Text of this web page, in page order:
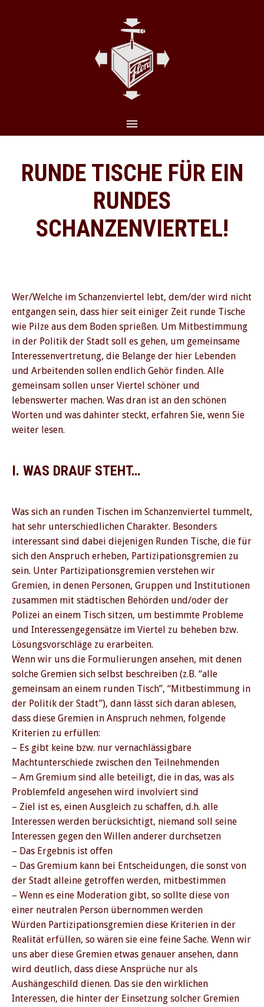
RUNDE TISCHE FÜR EIN
RUNDES
SCHANZENVIERTEL!
Wer/Welche im Schanzenviertel lebt, dem/der wird nicht
entgangen sein, dass hier seit einiger Zeit runde Tische
wie Pilze aus dem Boden sprießen. Um Mitbestimmung
in der Politik der Stadt soll es gehen, um gemeinsame
Interessenvertretung, die Belange der hier Lebenden
und Arbeitenden sollen endlich Gehör finden. Alle
gemeinsam sollen unser Viertel schöner und
lebenswerter machen. Was dran ist an den schönen
Worten und was dahinter steckt, erfahren Sie, wenn Sie
weiter lesen.
I. WAS DRAUF STEHT…
Was sich an runden Tischen im Schanzenviertel tummelt,
hat sehr unterschiedlichen Charakter. Besonders
interessant sind dabei diejenigen Runden Tische, die für
sich den Anspruch erheben, Partizipationsgremien zu
sein. Unter Partizipationsgremien verstehen wir
Gremien, in denen Personen, Gruppen und Institutionen
zusammen mit städtischen Behörden und/oder der
Polizei an einem Tisch sitzen, um bestimmte Probleme
und Interessengegensätze im Viertel zu beheben bzw.
Lösungsvorschläge zu erarbeiten.
Wenn wir uns die Formulierungen ansehen, mit denen
solche Gremien sich selbst beschreiben (z.B. “alle
gemeinsam an einem runden Tisch”, “Mitbestimmung in
der Politik der Stadt”), dann lässt sich daran ablesen,
dass diese Gremien in Anspruch nehmen, folgende
Kriterien zu erfüllen:
– Es gibt keine bzw. nur vernachlässigbare
Machtunterschiede zwischen den Teilnehmenden
– Am Gremium sind alle beteiligt, die in das, was als
Problemfeld angesehen wird involviert sind
– Ziel ist es, einen Ausgleich zu schaffen, d.h. alle
Interessen werden berücksichtigt, niemand soll seine
Interessen gegen den Willen anderer durchsetzen
– Das Ergebnis ist offen
– Das Gremium kann bei Entscheidungen, die sonst von
der Stadt alleine getroffen werden, mitbestimmen
– Wenn es eine Moderation gibt, so sollte diese von
einer neutralen Person übernommen werden
Würden Partizipationsgremien diese Kriterien in der
Realität erfüllen, so wären sie eine feine Sache. Wenn wir
uns aber diese Gremien etwas genauer ansehen, dann
wird deutlich, dass diese Ansprüche nur als
Aushängeschild dienen. Das sie den wirklichen
Interessen, die hinter der Einsetzung solcher Gremien